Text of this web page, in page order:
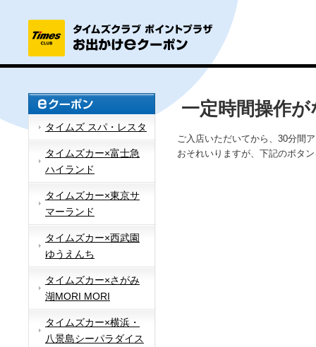
タイムズ スパ・レスタ
タイムズカー×富士急
ハイランド
タイムズカー×東京サ
マーランド
タイムズカー×西武園
ゆうえんち
タイムズカー×さがみ
湖MORI MORI
タイムズカー×横浜・
八景島シーパラダイス
一定時間操作
ご入店いただいてから、30分間
おそれいりますが、下記のボタ